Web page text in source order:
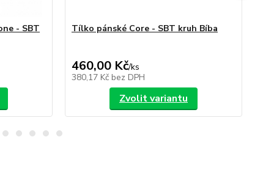
- SBT
Tílko pánské Core - SBT kruh Bíba
460,00 Kč/ks
380,17 Kč bez DPH
Zvolit variantu